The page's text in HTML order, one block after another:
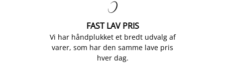

FAST LAV PRIS
Vi har håndplukket et bredt udvalg af
varer, som har den samme lave pris
hver dag.